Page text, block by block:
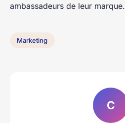
ambassadeurs de leur marque.
Marketing
C